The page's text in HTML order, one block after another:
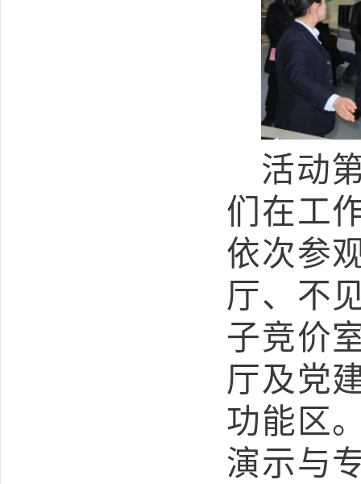
活动
们在工
依次参
厅、不
子竞价
厅及党
功能区
演示与